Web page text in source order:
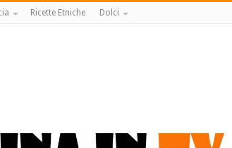
Ricette Etniche Dolci